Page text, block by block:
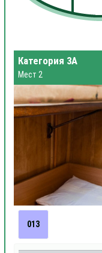
Категория 3А
Мест 2
013